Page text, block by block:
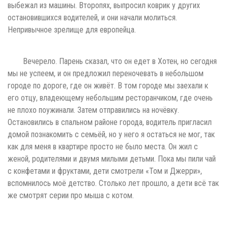
выбежал из машины. Второпях, выпросил коврик у других
остановившихся водителей, и они начали молиться.
Непривычное зрелище для европейца.
Вечерело. Парень сказал, что он едет в Хотен, но сегодня
мы не успеем, и он предложил переночевать в небольшом
городе по дороге, где он живёт. В том городе мы заехали к
его отцу, владеющему небольшим ресторанчиком, где очень
не плохо поужинали. Затем отправились на ночёвку.
Остановились в спальном районе города, водитель пригласил
домой познакомить с семьёй, но у него я остаться не мог, так
как для меня в квартире просто не было места. Он жил с
женой, родителями и двумя милыми детьми. Пока мы пили чай
с конфетами и фруктами, дети смотрели «Том и Джерри»,
вспомнилось моё детство. Столько лет прошло, а дети всё так
же смотрят серии про мыша с котом.